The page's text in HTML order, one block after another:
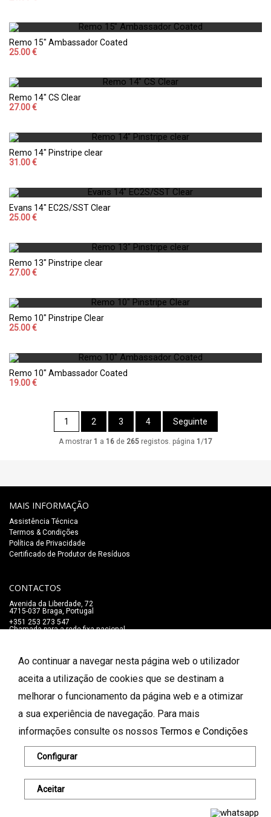
Ao continuar a navegar nesta página web o utilizador
aceita a utilização de cookies que se destinam a
melhorar o funcionamento da página web e a otimizar
a sua experiência de navegação. Para mais
informações consulte os nossos Termos e Condições
Configurar
Aceitar
Remo 15" Ambassador Coated
25.00 €
Remo 14" CS Clear
27.00 €
Remo 14" Pinstripe clear
31.00 €
Evans 14" EC2S/SST Clear
25.00 €
Remo 13" Pinstripe clear
27.00 €
Remo 10" Pinstripe Clear
25.00 €
Remo 10" Ambassador Coated
19.00 €
1 2 3 4 Seguinte
A mostrar 1 a 16 de 265 registos. página 1 /17
MAIS INFORMAÇÃO
Assistência Técnica
Termos & Condições
Política de Privacidade
Certificado de Produtor de Resíduos
CONTACTOS
Avenida da Liberdade, 72
4715-037 Braga, Portugal
+351 253 273 547
Chamada para a rede fixa nacional
FORMAS DE PAGAMENTO
© 2026 Salão Mozart. Todos os direitos reservados.